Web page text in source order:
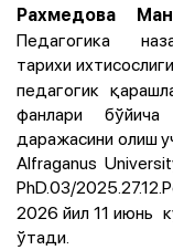
Рахмедова
Педагогика
тарихи
педагогик
фанлари
даражасини олиш
Alfraganus
PhD.03/
2026 йил 11 июнь
ўтади.